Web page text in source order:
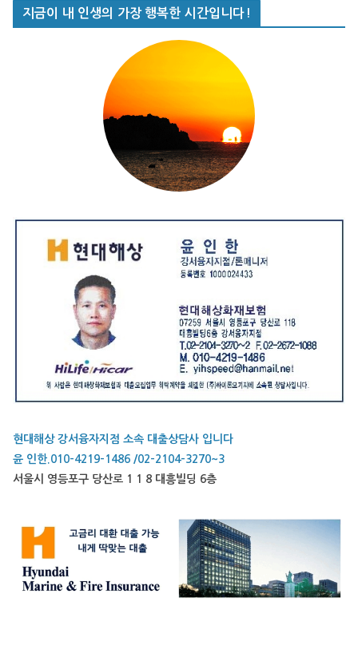
지금이 내 인생의 가장 행복한 시간입니다!
현대해상 강서융자지점 소속 대출상담사 입니다
윤 인한.010-4219-1486 /02-2104-3270~3
서울시 영등포구 당산로 1 1 8 대흥빌딩 6층